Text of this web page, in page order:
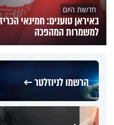
חדשות היום
באיראן טוענים: חמינאי
למשמרות המהפכה
הרשמו לניוזלטר ←